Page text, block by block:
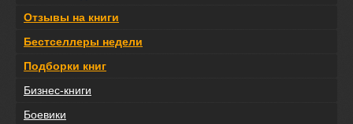
Отзывы на книги
Бестселлеры недели
Подборки книг
Бизнес-книги
Боевики